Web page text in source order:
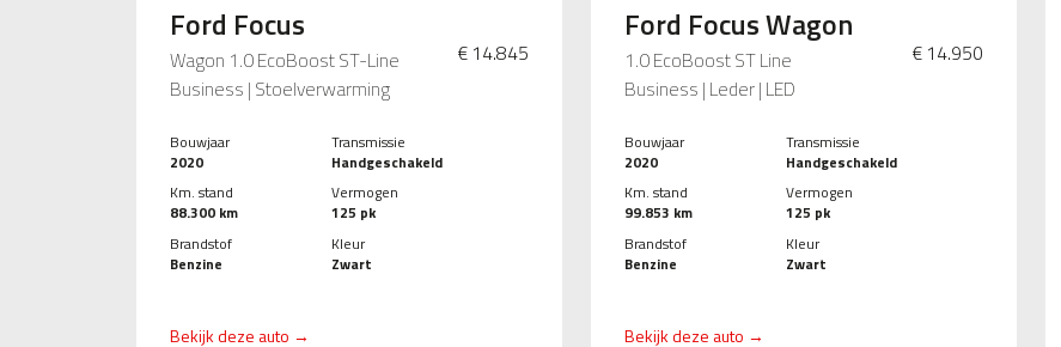
Ford Focus
Wagon 1.0 EcoBoost ST-Line
Business | Stoelverwarming
€ 14.845
Bouwjaar
2020
Km. stand
88.300 km
Brandstof
Benzine
Transmissie
Handgeschakeld
Vermogen
125 pk
Kleur
Zwart
Bekijk deze auto →
Ford Focus Wagon
1.0 EcoBoost ST Line
Business | Leder | LED
€ 14.950
Bouwjaar
2020
Km. stand
99.853 km
Brandstof
Benzine
Transmissie
Handgeschakeld
Vermogen
125 pk
Kleur
Zwart
Bekijk deze auto →